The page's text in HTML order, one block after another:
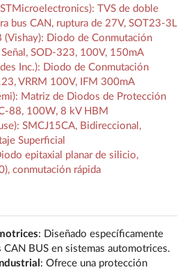
TVS de doble
bus CAN, ruptura de 27V, SOT23-3L
Diodo de Conmutación
Señal, SOD-323, 100V, 150mA
Inc.): Diodo de Conmutación
VRRM 100V, IFM 300mA
Matriz de Diodos de Protección
88, 100W, 8 kV HBM
SMCJ15CA, Bidireccional,
Superficial
epitaxial planar de silicio,
conmutación rápida
: Diseñado específicamente
CAN BUS en sistemas automotrices.
: Ofrece una protección